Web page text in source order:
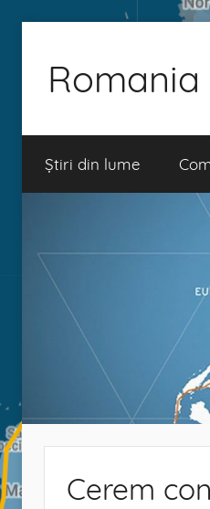
content
Romania
Știri din lume
Cerem